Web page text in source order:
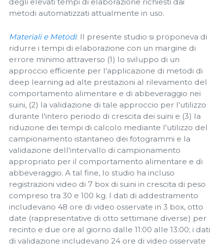
metodi automatizzati attualmente in uso.
Materiali e Metodi: Il presente studio si proponeva di
ridurre i tempi di elaborazione con un margine di
errore minimo attraverso (1) lo sviluppo di un
approccio efficiente per l'applicazione di metodi di
deep learning ad alte prestazioni al rilevamento del
comportamento alimentare e di abbeveraggio nei
suini, (2) la validazione di tale approccio per l'utilizzo
durante l'intero periodo di crescita dei suini e (3) la
riduzione dei tempi di calcolo mediante l'utilizzo del
campionamento istantaneo dei fotogrammi e la
validazione dell'intervallo di campionamento
appropriato per il comportamento alimentare e di
abbeveraggio. A tal fine, lo studio ha incluso
registrazioni video di 7 box di suini in crescita di peso
compreso tra 30 e 100 kg. I dati di addestramento
includevano 48 ore di video osservate in 3 box, otto
date (rappresentative di otto settimane diverse) per
recinto e due ore al giorno dalle 11:00 alle 13:00; i dati
di validazione includevano 24 ore di video osservate